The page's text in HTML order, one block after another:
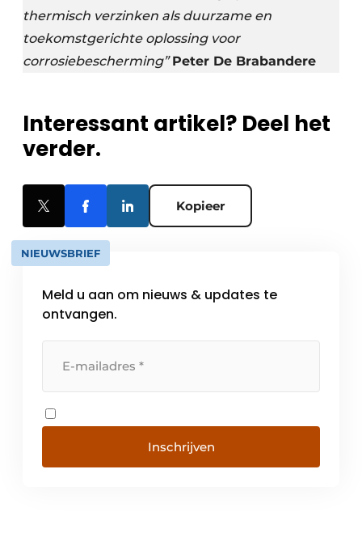
thermisch verzinken als duurzame en
toekomstgerichte oplossing voor
corrosiebescherming”Peter De Brabandere
Interessant artikel? Deel het
verder.
Kopieer
NIEUWSBRIEF
Meld u aan om nieuws & updates te
ontvangen.
Inschrijven